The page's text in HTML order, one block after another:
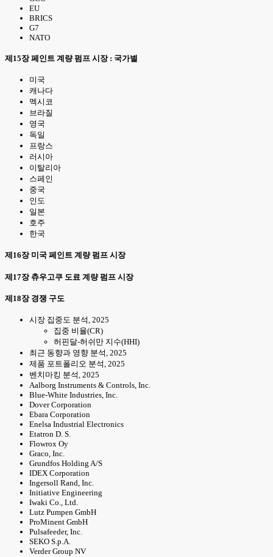
EU
BRICS
G7
NATO
제15장 페인트 계량 펌프 시장 : 국가별
미국
캐나다
멕시코
브라질
영국
독일
프랑스
러시아
이탈리아
스페인
중국
인도
일본
호주
한국
제16장 미국 페인트 계량 펌프 시장
제17장 츄우고쿠 도료 계량 펌프 시장
제18장 경쟁 구도
시장 집중도 분석, 2025
집중 비율(CR)
허핀달-허쉬만 지수(HHI)
최근 동향과 영향 분석, 2025
제품 포트폴리오 분석, 2025
벤치마킹 분석, 2025
Aalborg Instruments & Controls, Inc.
Blue-White Industries, Inc.
Dover Corporation
Ebara Corporation
Enelsa Industrial Electronics
Etatron D. S.
Flowrox Oy
Graco, Inc.
Grundfos Holding A/S
IDEX Corporation
Ingersoll Rand, Inc.
Initiative Engineering
Iwaki Co., Ltd.
Lutz Pumpen GmbH
ProMinent GmbH
Pulsafeeder, Inc.
SEKO S.p.A.
Verder Group NV